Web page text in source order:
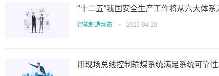
“十二五”我国安全生产工作将从六大体
智能制造动态 • 2025-04-20
用现场总线控制输煤系统满足系统可靠